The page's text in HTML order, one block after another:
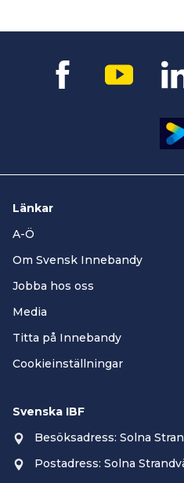
Länkar
A-Ö
Om Svensk Innebandy
Jobba hos oss
Media
Titta på Innebandy
Cookieinställningar
Svenska IBF
Besöksadress: Solna
Postadress: Solna